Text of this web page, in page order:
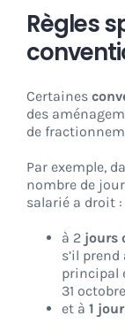
Règles
Certaines
des
de
Par exemple,
nombre de
salarié a droit :
à 2 jours
s’il prend
principal
31
et à 1 jour